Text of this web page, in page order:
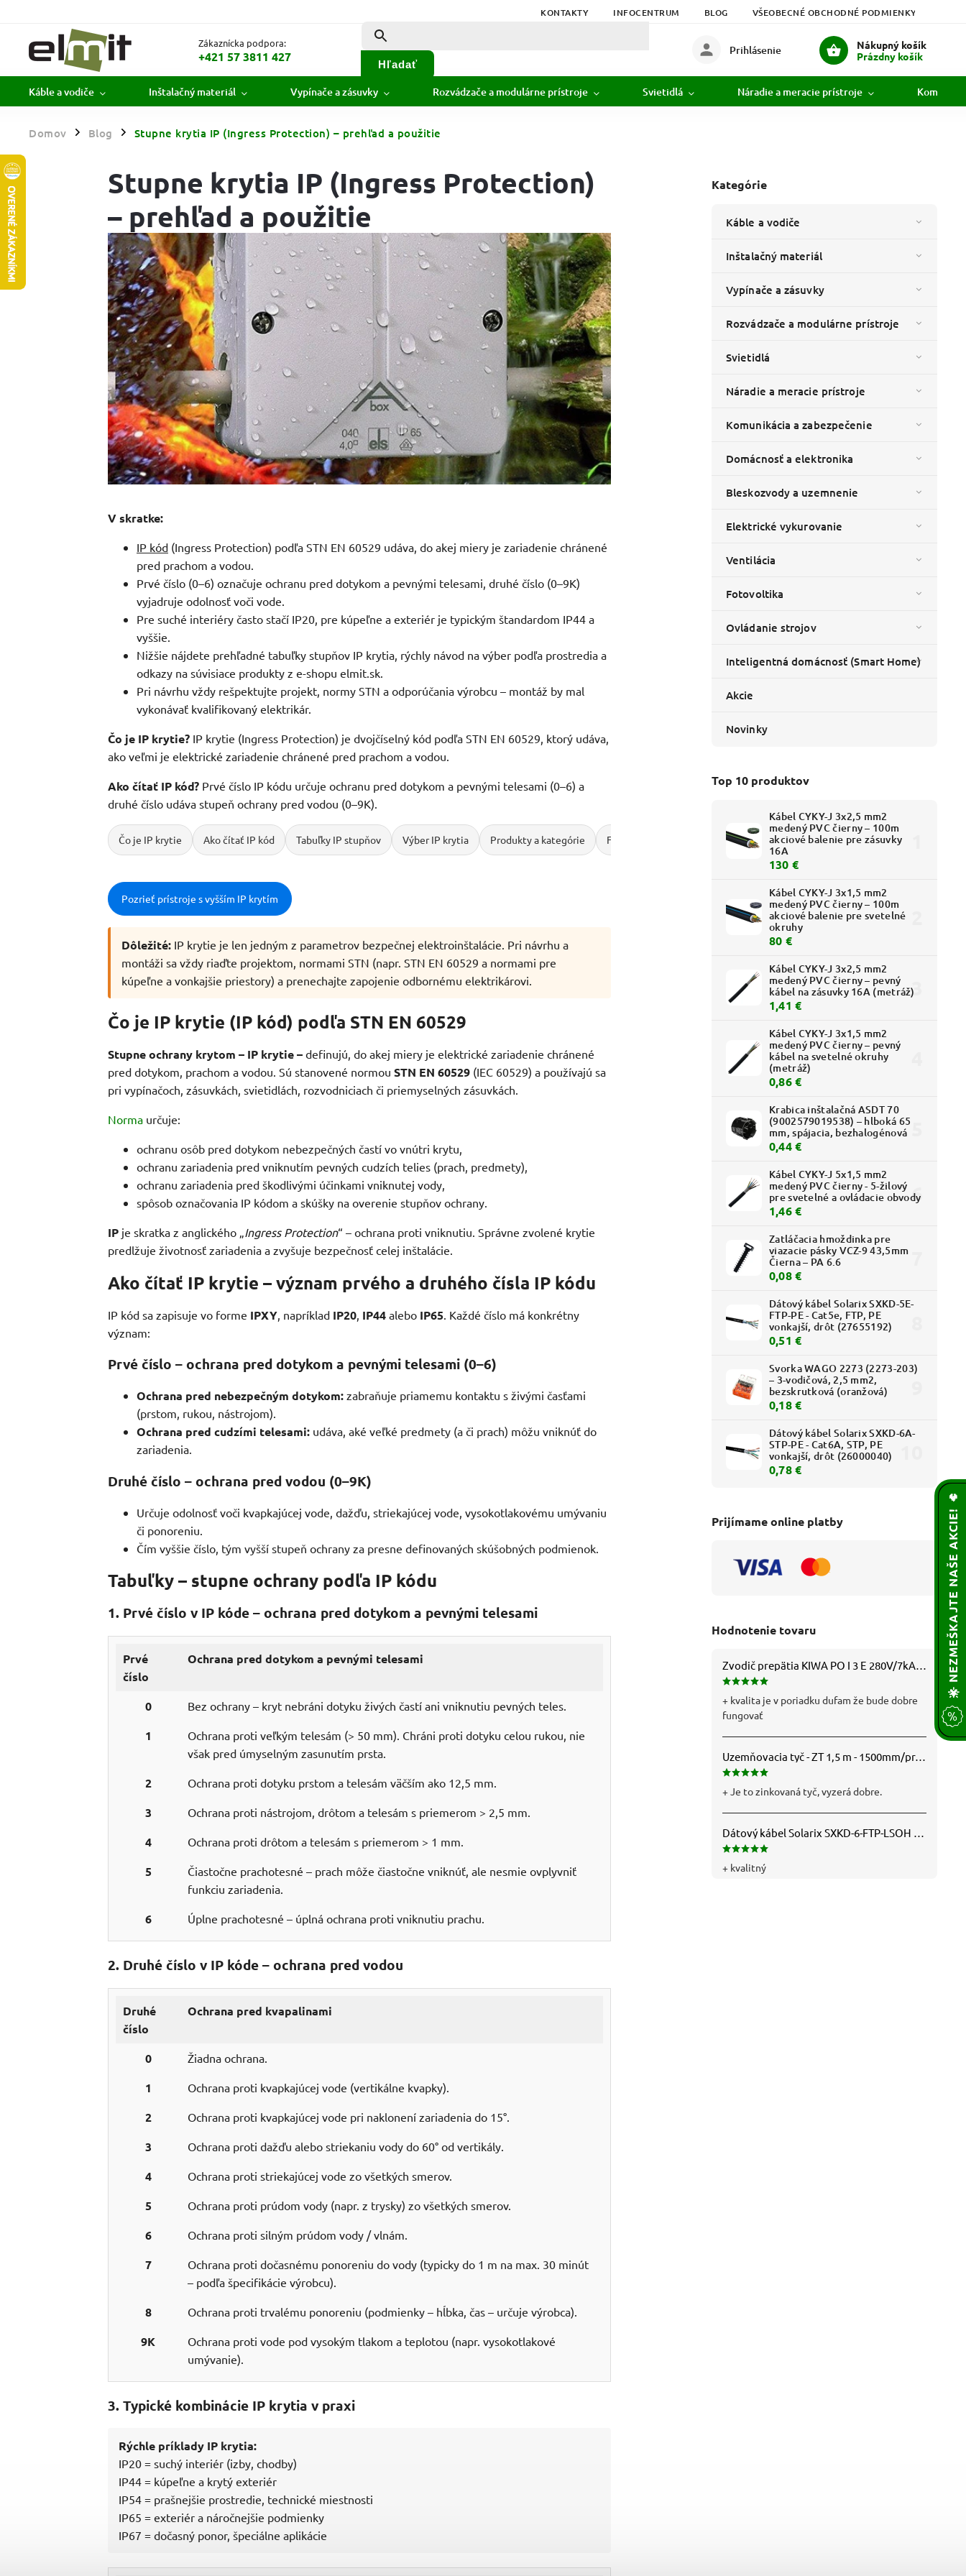
KONTAKTY INFOCENTRUM BLOG VŠEOBECNÉ OBCHODNÉ PODMIENKY
Zákaznícka podpora:
+421 57 3811 427
Hľadať
Nákupný košík
Prázdny košík
Prihlásenie
Káble a vodiče Inštalačný materiál Vypínače a zásuvky Rozvádzače a modulárne prístroje Svietidlá Náradie a meracie prístroje
Domov / Blog / Stupne krytia IP (Ingress Protection) – prehľad a použitie
Kategórie
Káble a vodiče
Inštalačný materiál
Vypínače a zásuvky
Rozvádzače a modulárne prístroje
Svietidlá
Náradie a meracie prístroje
Komunikácia a zabezpečenie
Domácnosť a elektronika
Bleskozvody a uzemnenie
Elektrické vykurovanie
Ventilácia
Fotovoltika
Ovládanie strojov
Inteligentná domácnosť (Smart Home)
Akcie
Novinky
Top 10 produktov
Kábel CYKY-J 3x2,5 mm2
medený PVC čierny – 100m
akciové balenie pre zásuvky
16A
130 €
Kábel CYKY-J 3x1,5 mm2
medený PVC čierny – 100m
akciové balenie pre svetelné
okruhy
80 €
Kábel CYKY-J 3x2,5 mm2
medený PVC čierny – pevný
kábel na zásuvky 16A (metráž)
1,41 €
Kábel CYKY-J 3x1,5 mm2
medený PVC čierny – pevný
kábel na svetelné okruhy
(metráž)
0,86 €
Krabica inštalačná ASDT 70
(9002579019538) – hlboká 65
mm, spájacia, bezhalogénová
0,44 €
Kábel CYKY-J 5x1,5 mm2
medený PVC čierny - 5-žilový
pre svetelné a ovládacie obvody
1,46 €
Zatláčacia hmoždinka pre
viazacie pásky VCZ-9 43,5mm
Čierna – PA 6.6
0,08 €
Dátový kábel Solarix SXKD-5E-
FTP-PE - Cat5e, FTP, PE
vonkajší, drôt (27655192)
0,51 €
Svorka WAGO 2273 (2273-203)
– 3-vodičová, 2,5 mm2,
bezskrutková (oranžová)
0,18 €
Dátový kábel Solarix SXKD-6A-
STP-PE - Cat6A, STP, PE
vonkajší, drôt (26000040)
0,78 €
Prijímame online platby
Hodnotenie tovaru
Zvodič prepätia KIWA PO I 3 E 280V/7kA B+C+D (T1+T2+T3) 3P - 81.201
+ kvalita je v poriadku dufam že bude dobre
fungovať
Uzemňovacia tyč - ZT 1,5 m - 1500mm/pr.25mm - Fe/Zn - f712112
+ Je to zinkovaná tyč, vyzerá dobre.
Dátový kábel Solarix SXKD-6-FTP-LSOH - Cat6, FTP, LSOH, drôt (26000005)
+ kvalitný
Stupne krytia IP (Ingress Protection)
– prehľad a použitie
V skratke:
IP kód (Ingress Protection) podľa STN EN 60529 udáva, do akej miery je zariadenie chránené
pred prachom a vodou.
Prvé číslo (0–6) označuje ochranu pred dotykom a pevnými telesami, druhé číslo (0–9K)
vyjadruje odolnosť voči vode.
Pre suché interiéry často stačí IP20, pre kúpeľne a exteriér je typickým štandardom IP44 a
vyššie.
Nižšie nájdete prehľadné tabuľky stupňov IP krytia, rýchly návod na výber podľa prostredia a
odkazy na súvisiace produkty z e-shopu elmit.sk.
Pri návrhu vždy rešpektujte projekt, normy STN a odporúčania výrobcu – montáž by mal
vykonávať kvalifikovaný elektrikár.
Čo je IP krytie? IP krytie (Ingress Protection) je dvojčíselný kód podľa STN EN 60529, ktorý udáva,
ako veľmi je elektrické zariadenie chránené pred prachom a vodou.
Ako čítať IP kód? Prvé číslo IP kódu určuje ochranu pred dotykom a pevnými telesami (0–6) a
druhé číslo udáva stupeň ochrany pred vodou (0–9K).
Čo je IP krytie Ako čítať IP kód Tabuľky IP stupňov Výber IP krytia Produkty a kategórie FAQ
Pozrieť prístroje s vyšším IP krytím
Dôležité: IP krytie je len jedným z parametrov bezpečnej elektroinštalácie. Pri návrhu a
montáži sa vždy riaďte projektom, normami STN (napr. STN EN 60529 a normami pre
kúpeľne a vonkajšie priestory) a prenechajte zapojenie odbornému elektrikárovi.
Čo je IP krytie (IP kód) podľa STN EN 60529
Stupne ochrany krytom – IP krytie – definujú, do akej miery je elektrické zariadenie chránené
pred dotykom, prachom a vodou. Sú stanovené normou STN EN 60529 (IEC 60529) a používajú sa
pri vypínačoch, zásuvkách, svietidlách, rozvodniciach či priemyselných zásuvkách.
Norma určuje:
ochranu osôb pred dotykom nebezpečných častí vo vnútri krytu,
ochranu zariadenia pred vniknutím pevných cudzích telies (prach, predmety),
ochranu zariadenia pred škodlivými účinkami vniknutej vody,
spôsob označovania IP kódom a skúšky na overenie stupňov ochrany.
IP je skratka z anglického „ Ingress Protection“ – ochrana proti vniknutiu. Správne zvolené krytie
predlžuje životnosť zariadenia a zvyšuje bezpečnosť celej inštalácie.
Ako čítať IP krytie – význam prvého a druhého čísla IP kódu
IP kód sa zapisuje vo forme IPXY , napríklad IP20 IP44 alebo IP65 . Každé číslo má konkrétny
význam:
Prvé číslo – ochrana pred dotykom a pevnými telesami (0–6)
Ochrana pred nebezpečným dotykom: zabraňuje priamemu kontaktu s živými časťami
(prstom, rukou, nástrojom).
Ochrana pred cudzími telesami: udáva, aké veľké predmety (a či prach) môžu vniknúť do
zariadenia.
Druhé číslo – ochrana pred vodou (0–9K)
Určuje odolnosť voči kvapkajúcej vode, dažďu, striekajúcej vode, vysokotlakovému umývaniu
či ponoreniu.
Čím vyššie číslo, tým vyšší stupeň ochrany za presne definovaných skúšobných podmienok.
Tabuľky – stupne ochrany podľa IP kódu
1. Prvé číslo v IP kóde – ochrana pred dotykom a pevnými telesami
Prvé
číslo
Ochrana pred dotykom a pevnými telesami
0 Bez ochrany – kryt nebráni dotyku živých častí ani vniknutiu pevných teles.
1
Ochrana proti veľkým telesám (> 50 mm). Chráni proti dotyku celou rukou, nie
však pred úmyselným zasunutím prsta.
2 Ochrana proti dotyku prstom a telesám väčším ako 12,5 mm.
3 Ochrana proti nástrojom, drôtom a telesám s priemerom > 2,5 mm.
4 Ochrana proti drôtom a telesám s priemerom > 1 mm.
5
Čiastočne prachotesné – prach môže čiastočne vniknúť, ale nesmie ovplyvniť
funkciu zariadenia.
6 Úplne prachotesné – úplná ochrana proti vniknutiu prachu.
2. Druhé číslo v IP kóde – ochrana pred vodou
Druhé
číslo
Ochrana pred kvapalinami
0 Žiadna ochrana.
1 Ochrana proti kvapkajúcej vode (vertikálne kvapky).
2 Ochrana proti kvapkajúcej vode pri naklonení zariadenia do 15°.
3 Ochrana proti dažďu alebo striekaniu vody do 60° od vertikály.
4 Ochrana proti striekajúcej vode zo všetkých smerov.
5 Ochrana proti prúdom vody (napr. z trysky) zo všetkých smerov.
6 Ochrana proti silným prúdom vody / vlnám.
7
Ochrana proti dočasnému ponoreniu do vody (typicky do 1 m na max. 30 minút
– podľa špecifikácie výrobcu).
8 Ochrana proti trvalému ponoreniu (podmienky – hĺbka, čas – určuje výrobca).
9K
Ochrana proti vode pod vysokým tlakom a teplotou (napr. vysokotlakové
umývanie).
3. Typické kombinácie IP krytia v praxi
Rýchle príklady IP krytia:
IP20 = suchý interiér (izby, chodby)
IP44 = kúpeľne a krytý exteriér
IP54 = prašnejšie prostredie, technické miestnosti
IP65 = exteriér a náročnejšie podmienky
IP67 = dočasný ponor, špeciálne aplikácie
🌟 NEZMEŠKAJTE NAŠE AKCIE! 🔥